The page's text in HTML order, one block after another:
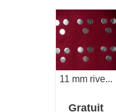
11 mm rive...
Gratuit